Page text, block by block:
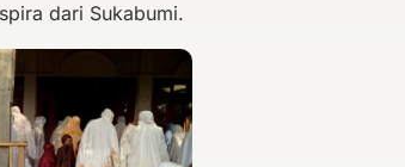
dari Sukabumi.